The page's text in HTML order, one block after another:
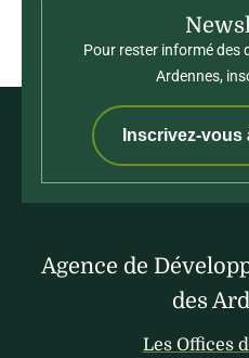
Pour rester informé des
Ardennes,
Inscrivez-vous
Agence de
des
Les Offices